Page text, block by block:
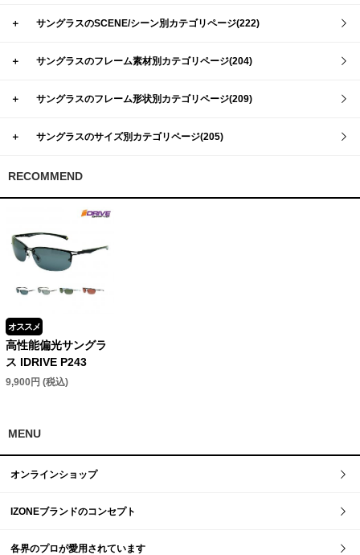
＋ サングラスのSCENE/シーン別カテゴリページ(222)
＋ サングラスのフレーム素材別カテゴリページ(204)
＋ サングラスのフレーム形状別カテゴリページ(209)
＋ サングラスのサイズ別カテゴリページ(205)
RECOMMEND
オススメ
高性能偏光サングラ
ス IDRIVE P243
9,900円 (税込)
MENU
オンラインショップ
IZONEブランドのコンセプト
各界のプロが愛用されています